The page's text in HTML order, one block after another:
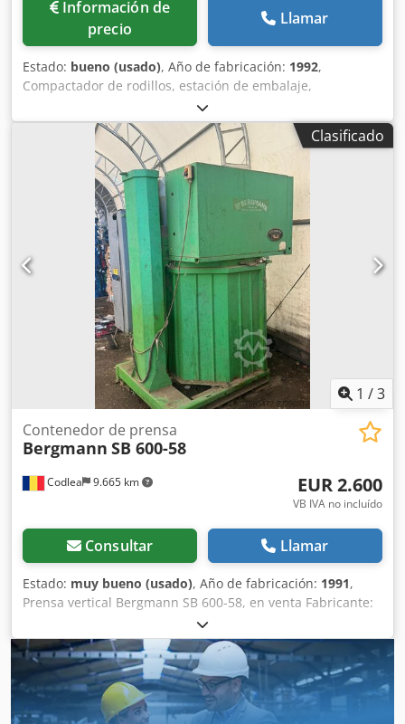
Información de
precio
Llamar
Estado: bueno (usado), Año de fabricación: 1992,
Compactador de rodillos, estación de embalaje,
contenedor prensador de residuos, prensa de residuos,
contenedor prensador, contenedor de residuos,
contenedor autoprensante, prensa de desechos,
contenedor prensador de papel, contenedor de papel,
prensa de armario, prensa vertical de balas, compactador
de cajas de cartón, prensa de balas de papel, compactador
rotativo de residuos Chjdpoxrpi Asfx Alfja - Fabricante:
Bergmann, prensa de balas de papel - Tipo: PS 8100-38 -
Compactador de residuos: con unidad de compactación
rotativa - Ventaja: Puede ser llenado de manera continua -
Potencia motriz: 2,02 kW - Abertura de alimentación:
1190/990/H670 mm - Volumen de la bala: 1 m³ -
Dimensiones de transporte: 1600/1200/H2200 mm - Peso:
Clasificado
1 /3
Codlea 9.665 km
Contenedor de prensa
Bergmann SB 600-58
EUR 2.600
VB IVA no incluído
Consultar Llamar
Estado: muy bueno (usado), Año de fabricación: 1991,
Prensa vertical Bergmann SB 600-58, en venta Fabricante:
Bergmann Modelo: SB 600-58 Año de fabricación: 1991
Peso de la máquina: 810 kg Prensa vertical Bergmann de
alta calidad, fabricada en Alemania, diseñada para
compactar cartón, film plástico (LDPE), botellas de PET,
papel y otros materiales reciclables. La máquina proviene
de una planta de reciclaje y cuenta con una construcción